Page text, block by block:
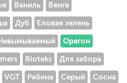
Ваниль Венге
Дуб Еловая зелень
Орегон
Bioteks Для забора
VGT Рябина Серый Сосна